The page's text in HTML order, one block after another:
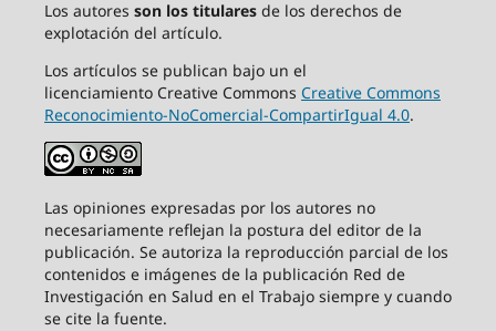
Los autores son los titularesde los derechos de
explotación del artículo.
Los artículos se publican bajo un el
licenciamiento Creative Commons Creative Commons
Reconocimiento-NoComercial-CompartirIgual 4.0.
Las opiniones expresadas por los autores no
necesariamente reflejan la postura del editor de la
publicación. Se autoriza la reproducción parcial de los
contenidos e imágenes de la publicación Red de
Investigación en Salud en el Trabajo siempre y cuando
se cite la fuente.